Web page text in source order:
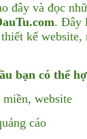
đây và đọc
. Đây
kế
bạn có thể
website
cáo